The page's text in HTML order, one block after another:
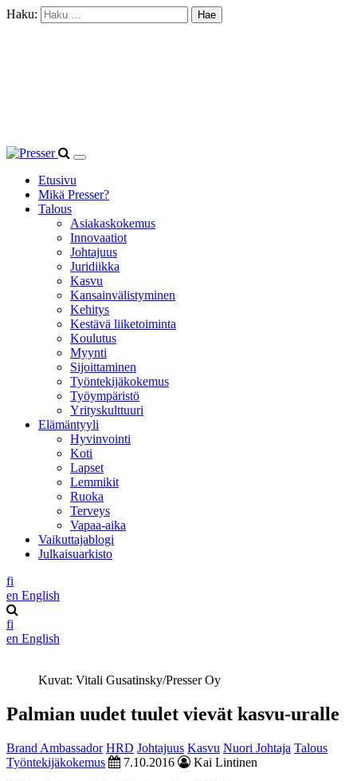
Haku:
Etusivu
Mikä Presser?
Talous
Asiakaskokemus
Innovaatiot
Johtajuus
Juridiikka
Kasvu
Kansainvälistyminen
Kehitys
Kestävä liiketoiminta
Koulutus
Myynti
Sijoittaminen
Työntekijäkokemus
Työympäristö
Yrityskulttuuri
Elämäntyyli
Hyvinvointi
Koti
Lapset
Lemmikit
Ruoka
Terveys
Vapaa-aika
Vaikuttajablogi
Julkaisuarkisto
fi
en English
fi
en English
Kuvat: Vitali Gusatinsky/Presser Oy
Palmian uudet tuulet vievät kasvu-uralle
Brand Ambassador HRD Johtajuus Kasvu Nuori Johtaja Talous
Työntekijäkokemus
7.10.2016
Kai Lintinen